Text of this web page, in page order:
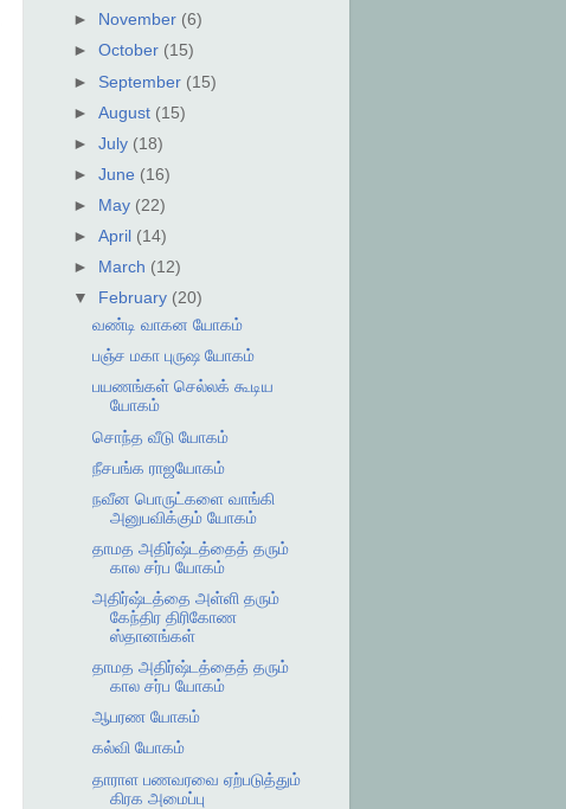
►
November (6)
► October (15)
► September (15)
► August (15)
► July (18)
► June (16)
►
May (22)
► April (14)
►
March (12)
▼
February (20)
வண்டி வாகன யோகம்
பஞ்ச மகா புருஷ யோகம்
பயணங்கள் செல்லக் கூடிய
யோகம்
சொந்த வீடு யோகம்
நீசபங்க ராஜயோகம்
நவீன பொருட்களை வாங்கி
அனுபவிக்கும் யோகம்
தாமத அதிர்ஷ்டத்தைத் தரும்
கால சர்ப யோகம்
அதிர்ஷ்டத்தை அள்ளி தரும்
கேந்திர திரிகோண
ஸ்தானங்கள்
தாமத அதிர்ஷ்டத்தைத் தரும்
கால சர்ப யோகம்
ஆபரண யோகம்
கல்வி யோகம்
தாராள பணவரவை ஏற்படுத்தும்
கிரக அமைப்பு